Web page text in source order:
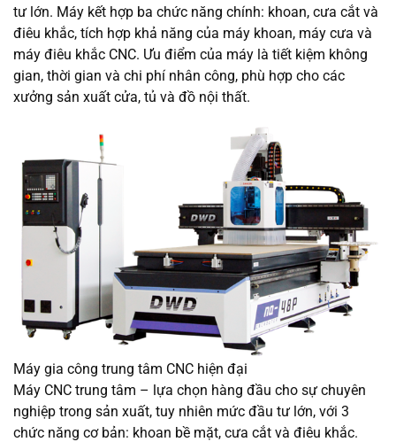
tư lớn. Máy kết hợp ba chức năng chính: khoan, cưa cắt và
điêu khắc, tích hợp khả năng của máy khoan, máy cưa và
máy điêu khắc CNC. Ưu điểm của máy là tiết kiệm không
gian, thời gian và chi phí nhân công, phù hợp cho các
xưởng sản xuất cửa, tủ và đồ nội thất.
Máy gia công trung tâm CNC hiện đại
Máy CNC trung tâm – lựa chọn hàng đầu cho sự chuyên
nghiệp trong sản xuất, tuy nhiên mức đầu tư lớn, với 3
chức năng cơ bản: khoan bề mặt, cưa cắt và điêu khắc.